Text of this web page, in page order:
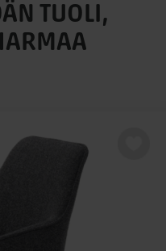
TUOLI,